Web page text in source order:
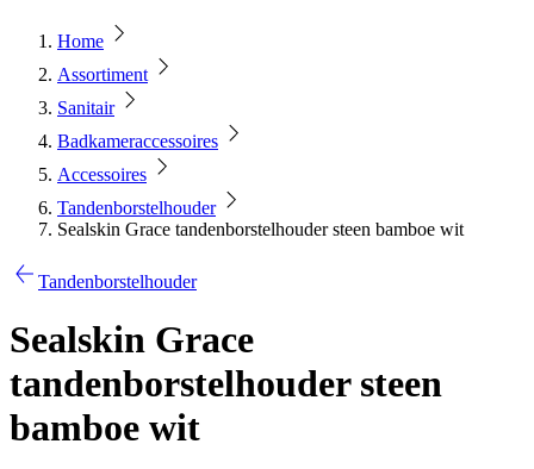
Home
Assortiment
Sanitair
Badkameraccessoires
Accessoires
Tandenborstelhouder
Sealskin Grace tandenborstelhouder steen bamboe wit
Tandenborstelhouder
Sealskin Grace
tandenborstelhouder steen
bamboe wit